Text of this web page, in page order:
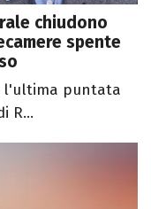
chiudono
spente
l'ultima puntata
R...